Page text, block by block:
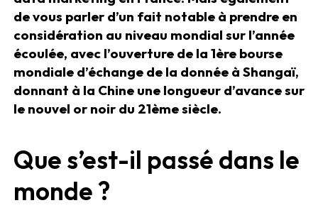
de vous parler d’un fait notable à prendre en
considération au niveau mondial sur l’année
écoulée, avec l’ouverture de la 1ère bourse
mondiale d’échange de la donnée à Shangaï,
donnant à la Chine une longueur d’avance sur
le nouvel or noir du 21ème siècle.
Que s’est-il passé dans le
monde ?